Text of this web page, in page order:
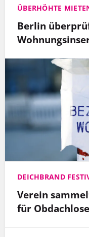
ÜBERHÖHTE
Berlin
DEICHBRAND
Verein
für Obdachlose